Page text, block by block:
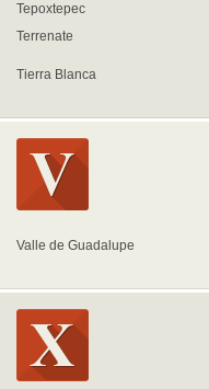
Tepoxtepec
Terrenate
Tierra Blanca
Valle de Guadalupe